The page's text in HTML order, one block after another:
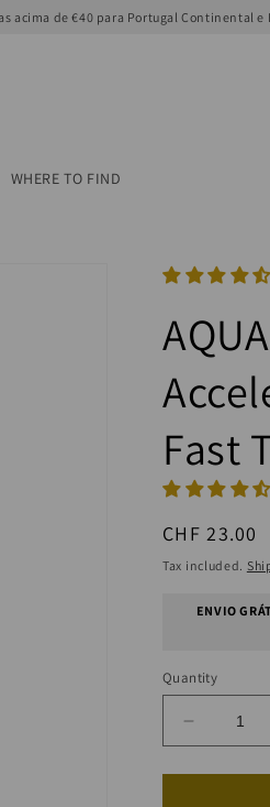
acima de €40 para Portugal Continental e
WHERE TO FIND
Fast
Regular
price
CHF 23.00
Tax included.
ENVIO
Quantity
Decrease
quantity
for